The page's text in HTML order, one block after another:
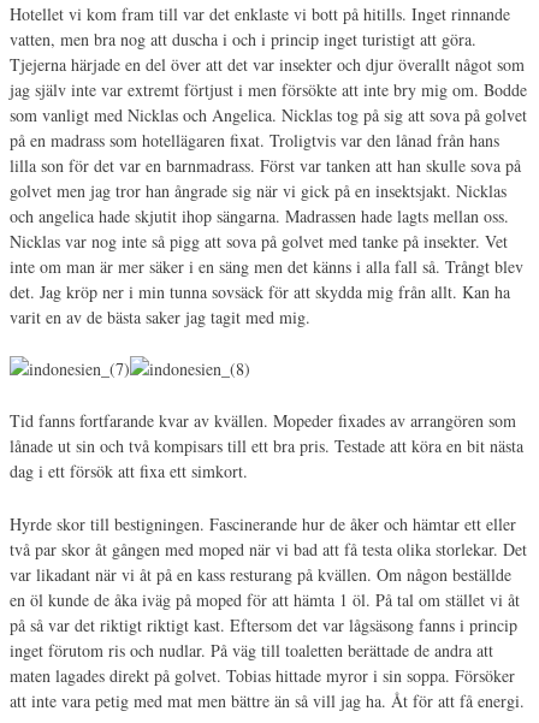
Hotellet vi kom fram till var det enklaste vi bott på hitills. Inget rinnande
vatten, men bra nog att duscha i och i princip inget turistigt att göra.
Tjejerna härjade en del över att det var insekter och djur överallt något som
jag själv inte var extremt förtjust i men försökte att inte bry mig om. Bodde
som vanligt med Nicklas och Angelica. Nicklas tog på sig att sova på golvet
på en madrass som hotellägaren fixat. Troligtvis var den lånad från hans
lilla son för det var en barnmadrass. Först var tanken att han skulle sova på
golvet men jag tror han ångrade sig när vi gick på en insektsjakt. Nicklas
och angelica hade skjutit ihop sängarna. Madrassen hade lagts mellan oss.
Nicklas var nog inte så pigg att sova på golvet med tanke på insekter. Vet
inte om man är mer säker i en säng men det känns i alla fall så. Trångt blev
det. Jag kröp ner i min tunna sovsäck för att skydda mig från allt. Kan ha
varit en av de bästa saker jag tagit med mig.
Tid fanns fortfarande kvar av kvällen. Mopeder fixades av arrangören som
lånade ut sin och två kompisars till ett bra pris. Testade att köra en bit nästa
dag i ett försök att fixa ett simkort.
Hyrde skor till bestigningen. Fascinerande hur de åker och hämtar ett eller
två par skor åt gången med moped när vi bad att få testa olika storlekar. Det
var likadant när vi åt på en kass resturang på kvällen. Om någon beställde
en öl kunde de åka iväg på moped för att hämta 1 öl. På tal om stället vi åt
på så var det riktigt riktigt kast. Eftersom det var lågsäsong fanns i princip
inget förutom ris och nudlar. På väg till toaletten berättade de andra att
maten lagades direkt på golvet. Tobias hittade myror i sin soppa. Försöker
att inte vara petig med mat men bättre än så vill jag ha. Åt för att få energi.